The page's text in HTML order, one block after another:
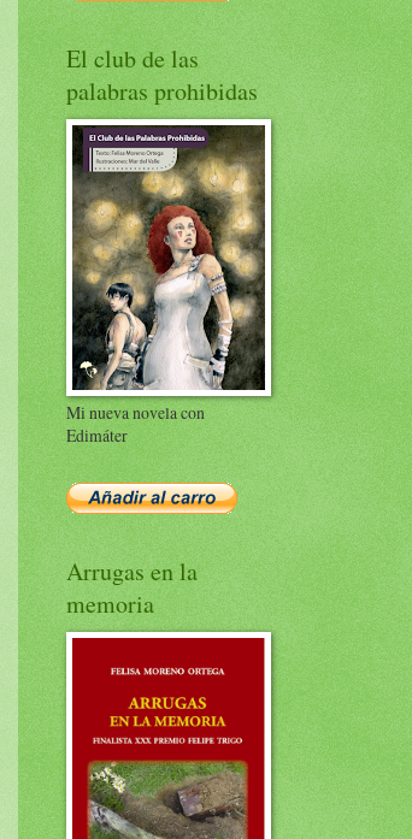
El club de las
palabras prohibidas
Mi nueva novela con
Edimáter
Arrugas en la
memoria